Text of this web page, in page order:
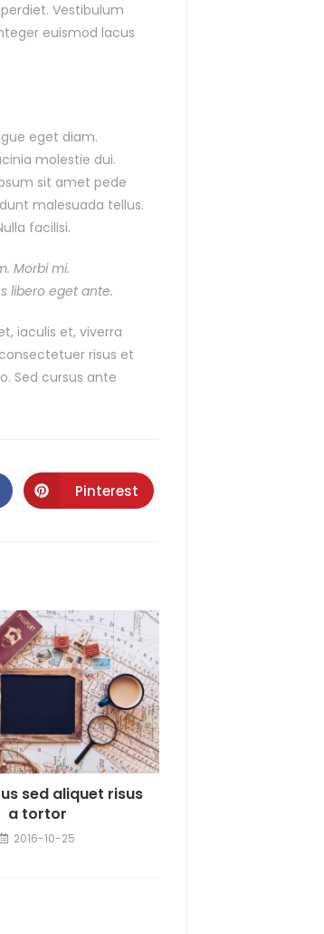
Vestibulum
euismod lacus
eget diam.
molestie dui.
sit amet pede
malesuada tellus.
facilisi.
Morbi mi.
libero eget ante.
iaculis et, viverra
risus et
Sed cursus ante
Pinterest
sed aliquet risus
a tortor
2016-10-25